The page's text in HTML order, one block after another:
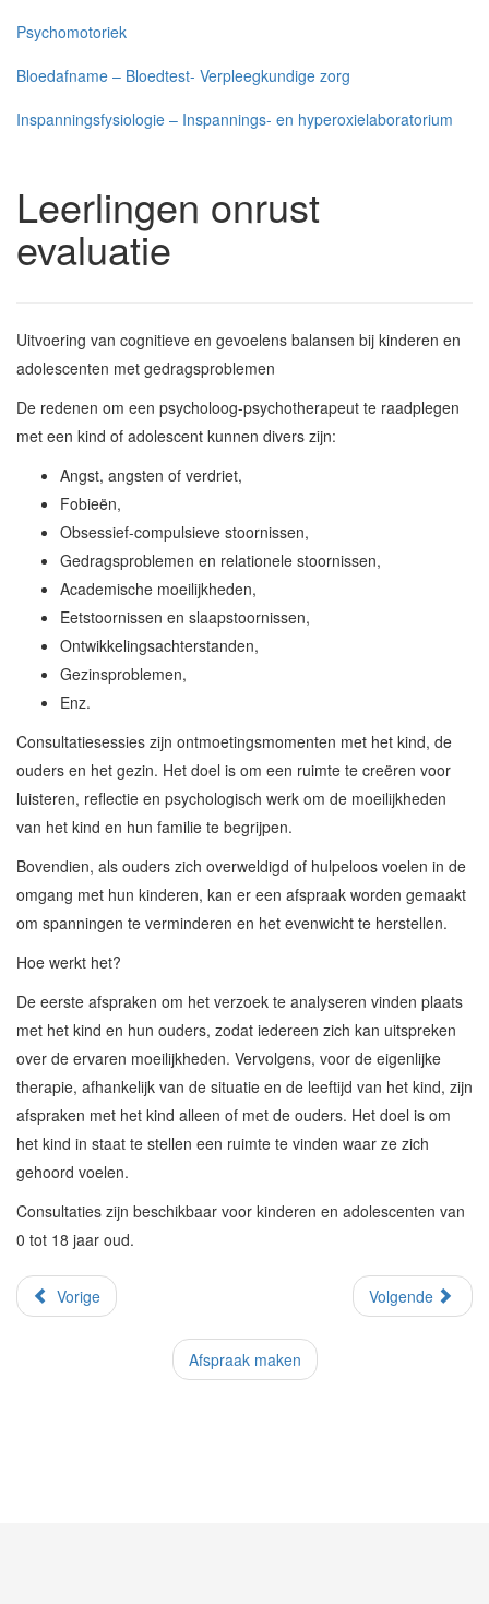
Psychomotoriek
Bloedafname – Bloedtest- Verpleegkundige zorg
Inspanningsfysiologie – Inspannings- en hyperoxielaboratorium
Leerlingen onrust
evaluatie
Uitvoering van cognitieve en gevoelens balansen bij kinderen en
adolescenten met gedragsproblemen
De redenen om een psycholoog-psychotherapeut te raadplegen
met een kind of adolescent kunnen divers zijn:
Angst, angsten of verdriet,
Fobieën,
Obsessief-compulsieve stoornissen,
Gedragsproblemen en relationele stoornissen,
Academische moeilijkheden,
Eetstoornissen en slaapstoornissen,
Ontwikkelingsachterstanden,
Gezinsproblemen,
Enz.
Consultatiesessies zijn ontmoetingsmomenten met het kind, de
ouders en het gezin. Het doel is om een ruimte te creëren voor
luisteren, reflectie en psychologisch werk om de moeilijkheden
van het kind en hun familie te begrijpen.
Bovendien, als ouders zich overweldigd of hulpeloos voelen in de
omgang met hun kinderen, kan er een afspraak worden gemaakt
om spanningen te verminderen en het evenwicht te herstellen.
Hoe werkt het?
De eerste afspraken om het verzoek te analyseren vinden plaats
met het kind en hun ouders, zodat iedereen zich kan uitspreken
over de ervaren moeilijkheden. Vervolgens, voor de eigenlijke
therapie, afhankelijk van de situatie en de leeftijd van het kind, zijn
afspraken met het kind alleen of met de ouders. Het doel is om
het kind in staat te stellen een ruimte te vinden waar ze zich
gehoord voelen.
Consultaties zijn beschikbaar voor kinderen en adolescenten van
0 tot 18 jaar oud.
Vorige Volgende
Afspraak maken